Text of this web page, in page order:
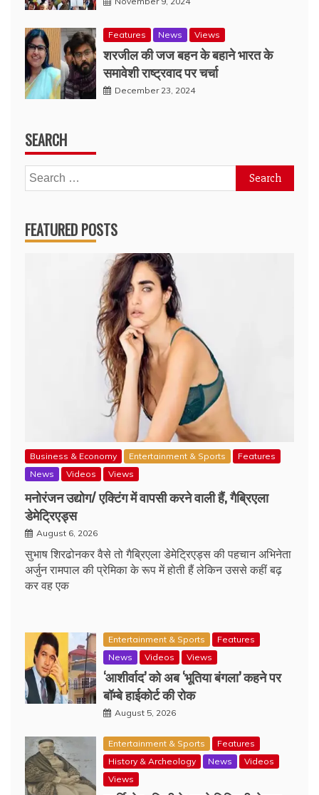
Features News Views
शरजील की जज बहन के बहाने भारत के
समावेशी राष्ट्रवाद पर चर्चा
December 23, 2024
SEARCH
Search
for:
FEATURED POSTS
Business & Economy Entertainment & Sports
Features
News
Videos Views
मनोरंजन उद्योग/ एक्टिंग में वापसी करने वाली हैं, गैब्रिएला
डेमेट्रिएड्स
August 6, 2026
सुभाष शिरढोनकर वैसे तो गैब्रिएला डेमेट्रिएड्स की पहचान अभिनेता
अर्जुन रामपाल की प्रेमिका के रूप में होती हैं लेकिन उससे कहीं बढ़
कर वह एक
Entertainment & Sports
Features
News
Videos Views
‘आशीर्वाद’ को अब ‘भूतिया बंगला’ कहने पर
बॉम्बे हाईकोर्ट की रोक
August 5, 2026
Entertainment & Sports
Features
History & Archeology
News
Videos
Views